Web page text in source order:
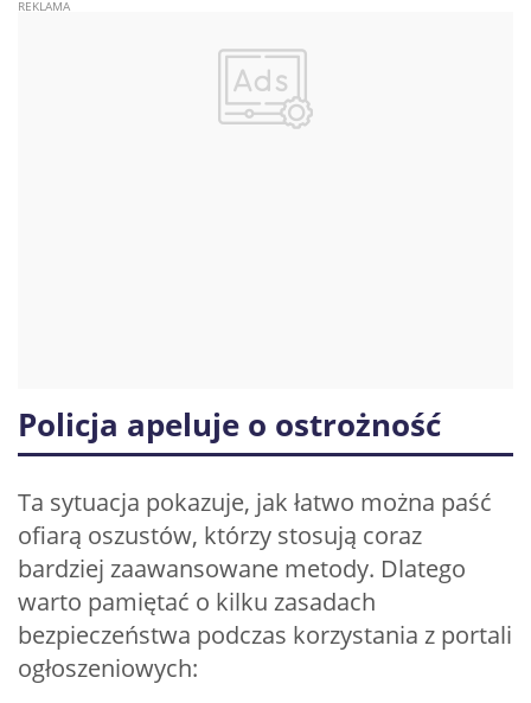
Policja apeluje o ostrożność
Ta sytuacja pokazuje, jak łatwo można paść
ofiarą oszustów, którzy stosują coraz
bardziej zaawansowane metody. Dlatego
warto pamiętać o kilku zasadach
bezpieczeństwa podczas korzystania z portali
ogłoszeniowych: